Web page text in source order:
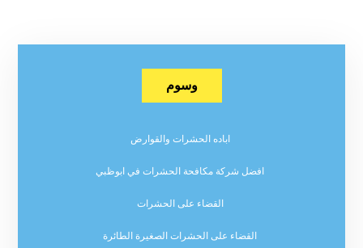
وسوم
اباده الحشرات والقوارض
افضل شركة مكافحة الحشرات في ابوظبي
القضاء على الحشرات
القضاء على الحشرات الصغيرة الطائرة